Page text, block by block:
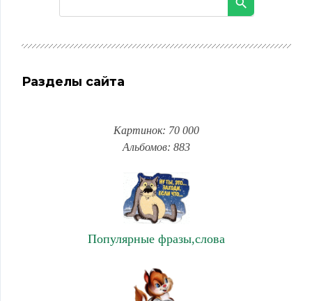
Разделы сайта
Картинок: 70 000
Альбомов: 883
Популярные фразы,слова